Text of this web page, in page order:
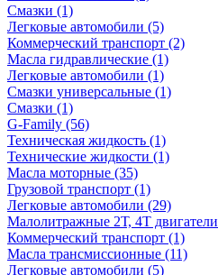
Смазки (1)
Легковые автомобили (5)
Коммерческий транспорт (2)
Масла гидравлические (1)
Легковые автомобили (1)
Смазки универсальные (1)
Смазки (1)
G-Family (56)
Техническая жидкость (1)
Технические жидкости (1)
Масла моторные (35)
Грузовой транспорт (1)
Легковые автомобили (29)
Малолитражные 2Т, 4Т двигатели
Коммерческий транспорт (1)
Масла трансмиссионные (11)
Легковые автомобили (5)